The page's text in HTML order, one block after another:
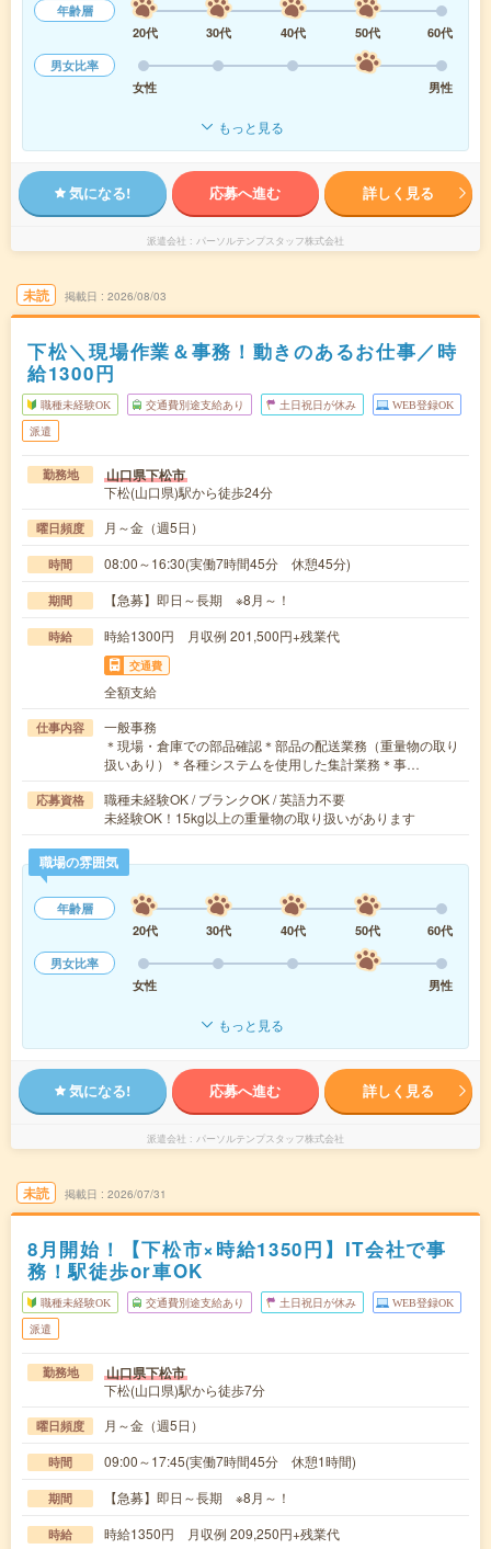
年齢層
20代
30代 40代 50代
60代
男女比率
女性
男性
もっと見る
気になる! 応募へ進む 詳しく見る
派遣会社 パーソルテンプスタッフ株式会社
未読 掲載日 2026/08/03
下松＼現場作業＆事務！動きのあるお仕事／時
給1300円
職種未経験OK 交通費別途支給あり 土日祝日が休み WEB登録OK
派遣
勤務地 山口県下松市
下松(山口県)駅から徒歩24分
曜日頻度 月～金（週5日）
時間 08:00～16:30(実働7時間45分 休憩45分)
期間 【急募】即日～長期 ※8月～！
時給 時給1300円 月収例 201,500円+残業代
交通費
全額支給
仕事内容
一般事務
＊現場・倉庫での部品確認＊部品の配送業務（重量物の取り
扱いあり）＊各種システムを使用した集計業務＊事…
応募資格
職種未経験OK / ブランクOK / 英語力不要
未経験OK！15kg以上の重量物の取り扱いがあります
職場の雰囲気
年齢層
20代
30代 40代 50代
60代
男女比率
女性
男性
もっと見る
気になる! 応募へ進む 詳しく見る
派遣会社 パーソルテンプスタッフ株式会社
未読 掲載日 2026/07/31
8月開始！【下松市×時給1350円】IT会社で事
務！駅徒歩or車OK
職種未経験OK 交通費別途支給あり 土日祝日が休み WEB登録OK
派遣
勤務地 山口県下松市
下松(山口県)駅から徒歩7分
曜日頻度 月～金（週5日）
時間 09:00～17:45(実働7時間45分 休憩1時間)
期間 【急募】即日～長期 ※8月～！
時給 時給1350円 月収例 209,250円+残業代